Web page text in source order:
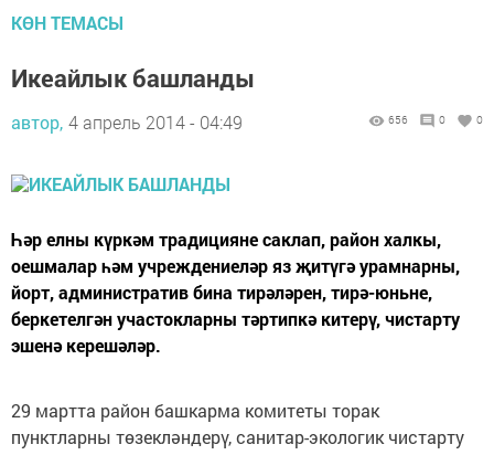
КӨН ТЕМАСЫ
Икеайлык башланды
автор, 4 апрель 2014 - 04:49 656 0 0
Һәр елны күркәм традицияне саклап, район халкы,
оешмалар һәм учреждениеләр яз җитүгә урамнарны,
йорт, административ бина тирәләрен, тирә-юньне,
беркетелгән участокларны тәртипкә китерү, чистарту
эшенә керешәләр.
29 мартта район башкарма комитеты торак
пунктларны төзекләндерү, санитар-экологик чистарту